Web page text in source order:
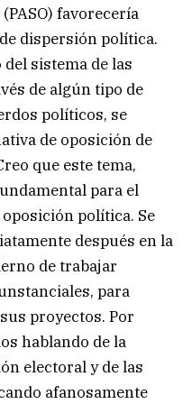
favorecería
dispersión política.
sistema de las
de algún tipo de
políticos, se
de oposición de
que este tema,
para el
política. Se
después en la
de trabajar
para
proyectos. Por
hablando de la
electoral y de las
afanosamente